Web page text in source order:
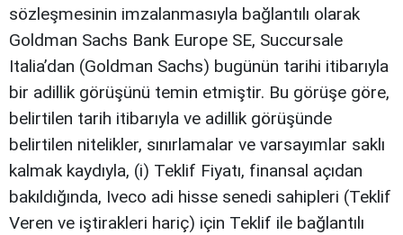
sözleşmesinin imzalanmasıyla bağlantılı olarak
Goldman Sachs Bank Europe SE, Succursale
Italia’dan (Goldman Sachs) bugünün tarihi itibarıyla
bir adillik görüşünü temin etmiştir. Bu görüşe göre,
belirtilen tarih itibarıyla ve adillik görüşünde
belirtilen nitelikler, sınırlamalar ve varsayımlar saklı
kalmak kaydıyla, (i) Teklif Fiyatı, finansal açıdan
bakıldığında, Iveco adi hisse senedi sahipleri (Teklif
Veren ve iştirakleri hariç) için Teklif ile bağlantılı